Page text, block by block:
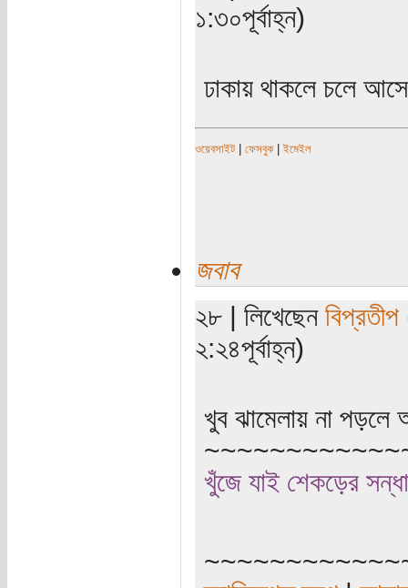
১:৩০পূর্বাহ্ন)
ঢাকায় থাকলে চলে
ওয়েবসাইট| ফেসবুক|ইমেইল
জবাব
২৮ | লিখেছেন বিপ্রতীপ
২:২৪পূর্বাহ্ন)
খুব ঝামেলায় না
খুঁজে যাই শেকড়ের